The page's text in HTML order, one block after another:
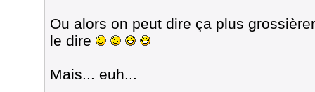
Ou alors on peut dire ça plus
le dire
Mais... euh...